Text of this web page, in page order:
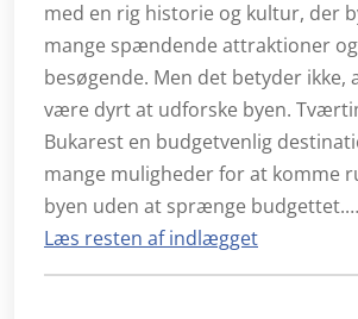
med en rig historie og kultur, der
mange spændende attraktioner
besøgende. Men det betyder ikke,
være dyrt at udforske byen.
Bukarest en budgetvenlig
mange muligheder for at komme
byen uden at sprænge budgettet.…
Læs resten af indlægget